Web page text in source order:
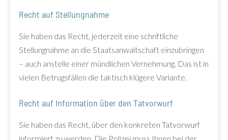
Recht auf Stellungnahme
Sie haben das Recht, jederzeit eine schriftliche
Stellungnahme an die Staatsanwaltschaft einzubringen
– auch anstelle einer mündlichen Vernehmung. Das ist in
vielen Betrugsfällen die taktisch klügere Variante.
Recht auf Information über den Tatvorwurf
Sie haben das Recht, über den konkreten Tatvorwurf